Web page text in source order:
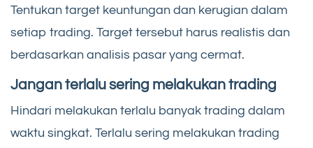
Tentukan target keuntungan dan kerugian dalam
setiap trading. Target tersebut harus realistis dan
berdasarkan analisis pasar yang cermat.
Jangan terlalu sering melakukan trading
Hindari melakukan terlalu banyak trading dalam
waktu singkat. Terlalu sering melakukan trading